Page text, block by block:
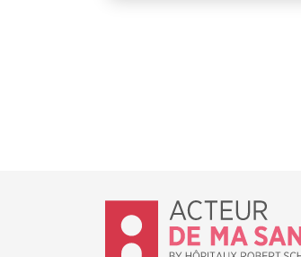
Accueil - Acteur de ma